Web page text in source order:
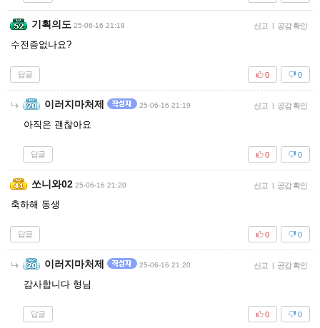
기획의도 25-06-16 21:18 신고 | 공감 확인
수전증없나요?
답글 0
0
이러지마처제 25-06-16 21:19 신고 | 공감 확인
아직은 괜찮아요
답글 0
0
쏘니와02 25-06-16 21:20 신고 | 공감 확인
축하해 동생
답글 0
0
이러지마처제 25-06-16 21:20 신고 | 공감 확인
감사합니다 형님
답글 0
0